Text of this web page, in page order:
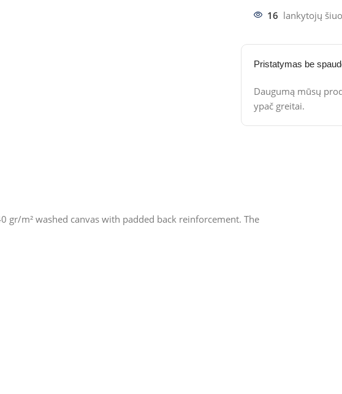
16 lankytojų
Pristatymas be
Daugumą mūsų
ypač greitai.
gr/m² washed canvas with padded back reinforcement. The